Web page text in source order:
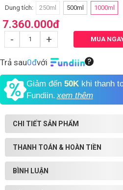
Dung tích: 250ml 500ml 1000ml
7.360.000đ
- + MUA
Trả sau0đvới
Giảm đến 50K khi thanh
Fundiin. xem thêm
CHI TIẾT SẢN PHẨM
THANH TOÁN & HOÀN TIỀN
BÌNH LUẬN